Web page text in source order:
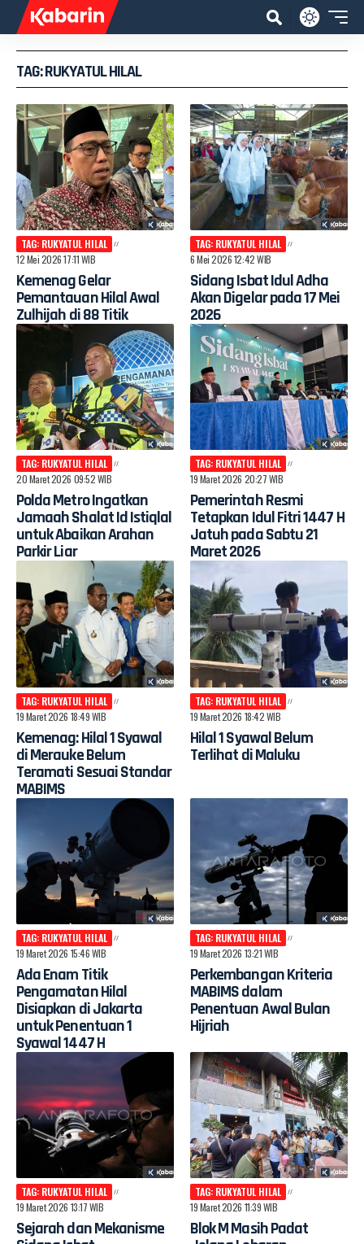
TAG: RUKYATUL HILAL
TAG: RUKYATUL HILAL
12 Mei 2026 17:11 WIB
Kemenag Gelar
Pemantauan Hilal Awal
Zulhijah di 88 Titik
TAG: RUKYATUL HILAL
6 Mei 2026 12:42 WIB
Sidang Isbat Idul Adha
Akan Digelar pada 17 Mei
2026
TAG: RUKYATUL HILAL
20 Maret 2026 09:52 WIB
Polda Metro Ingatkan
Jamaah Shalat Id Istiqlal
untuk Abaikan Arahan
Parkir Liar
TAG: RUKYATUL HILAL
19 Maret 2026 20:27 WIB
Pemerintah Resmi
Tetapkan Idul Fitri 1447 H
Jatuh pada Sabtu 21
Maret 2026
TAG: RUKYATUL HILAL
19 Maret 2026 18:49 WIB
Kemenag: Hilal 1 Syawal
di Merauke Belum
Teramati Sesuai Standar
MABIMS
TAG: RUKYATUL HILAL
19 Maret 2026 18:42 WIB
Hilal 1 Syawal Belum
Terlihat di Maluku
TAG: RUKYATUL HILAL
19 Maret 2026 15:46 WIB
Ada Enam Titik
Pengamatan Hilal
Disiapkan di Jakarta
untuk Penentuan 1
Syawal 1447 H
TAG: RUKYATUL HILAL
19 Maret 2026 13:21 WIB
Perkembangan Kriteria
MABIMS dalam
Penentuan Awal Bulan
Hijriah
TAG: RUKYATUL HILAL
19 Maret 2026 13:17 WIB
Sejarah dan Mekanisme
TAG: RUKYATUL HILAL
19 Maret 2026 11:39 WIB
Blok M Masih Padat